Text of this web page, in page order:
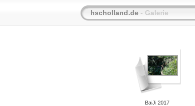
hscholland.de - Galerie
BaiJi 2017